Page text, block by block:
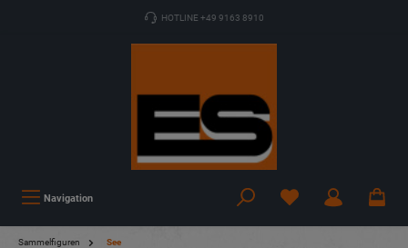
HOTLINE +49 9163 8910
Navigation
Sammelfiguren See